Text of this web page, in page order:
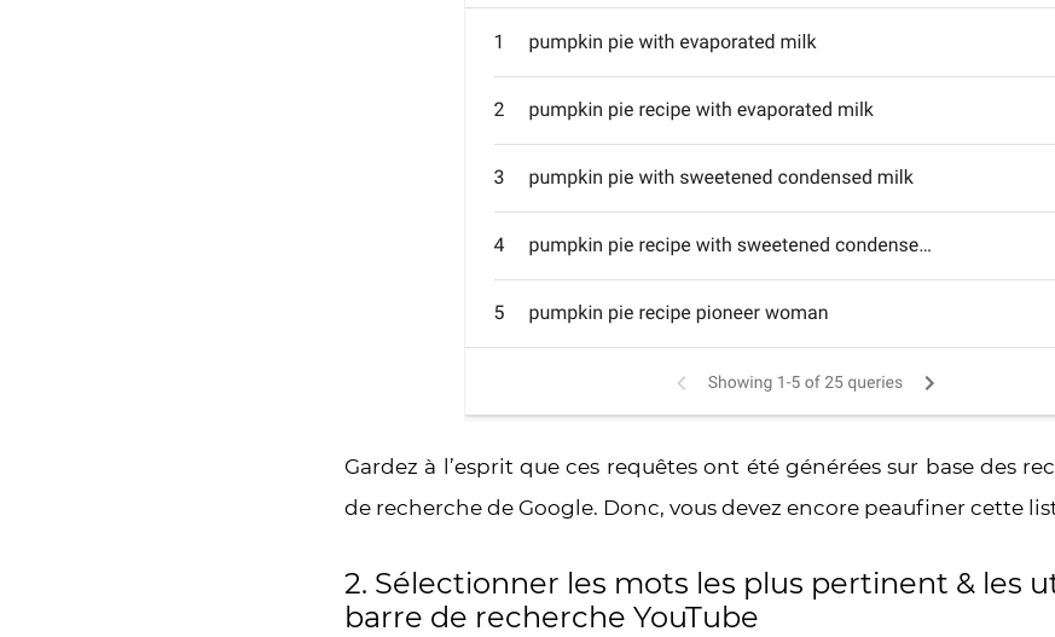
Gardez à l’esprit que ces requêtes ont été générées sur base des
de recherche de Google. Donc, vous devez encore peaufiner cette
2. Sélectionner les mots les plus pertinent & les
barre de recherche YouTube